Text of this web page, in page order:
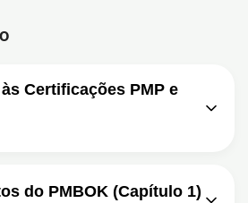
Certificações PMP e
do PMBOK (Capítulo 1)